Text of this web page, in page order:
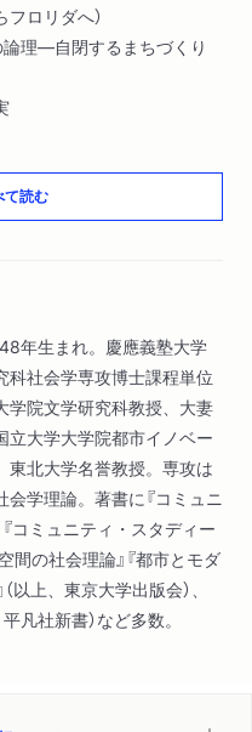
ロリダへ）
論理―自閉するまちづくり
とコミュニティ―コ・プレ
て読む
年生まれ。慶應義塾大学
科社会学専攻博士課程単位
学院文学研究科教授、大妻
立大学大学院都市イノベー
東北大学名誉教授。専攻は
学理論。著書に『コミュニ
コミュニティ・スタディー
空間の社会理論』『都市とモダ
以上、東京大学出版会）、
凡社新書）など多数。